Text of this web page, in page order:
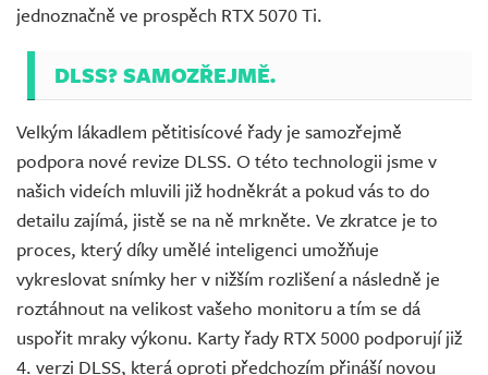
jednoznačně ve prospěch RTX 5070 Ti.
DLSS? SAMOZŘEJMĚ.
Velkým lákadlem pětitisícové řady je samozřejmě
podpora nové revize DLSS. O této technologii jsme v
našich videích mluvili již hodněkrát a pokud vás to do
detailu zajímá, jistě se na ně mrkněte. Ve zkratce je to
proces, který díky umělé inteligenci umožňuje
vykreslovat snímky her v nižším rozlišení a následně je
roztáhnout na velikost vašeho monitoru a tím se dá
uspořit mraky výkonu. Karty řady RTX 5000 podporují již
4. verzi DLSS, která oproti předchozím přináší novou